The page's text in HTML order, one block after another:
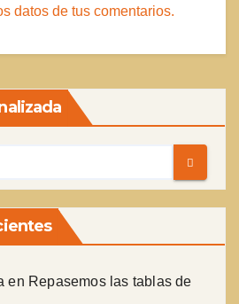
datos de tus comentarios.
en Repasemos las tablas de